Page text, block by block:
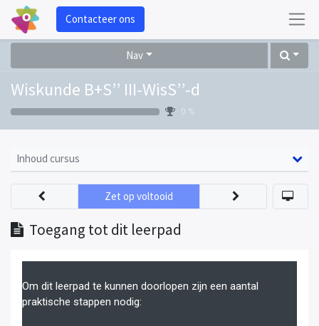
Contacteer ons
Nav
Wiskunde B+S’’ III-WisS’’-d
0 %
Inhoud cursus
Toegang tot dit leerpad
Zet op voltooid
Om dit leerpad te kunnen doorlopen zijn een aantal
praktische stappen nodig: